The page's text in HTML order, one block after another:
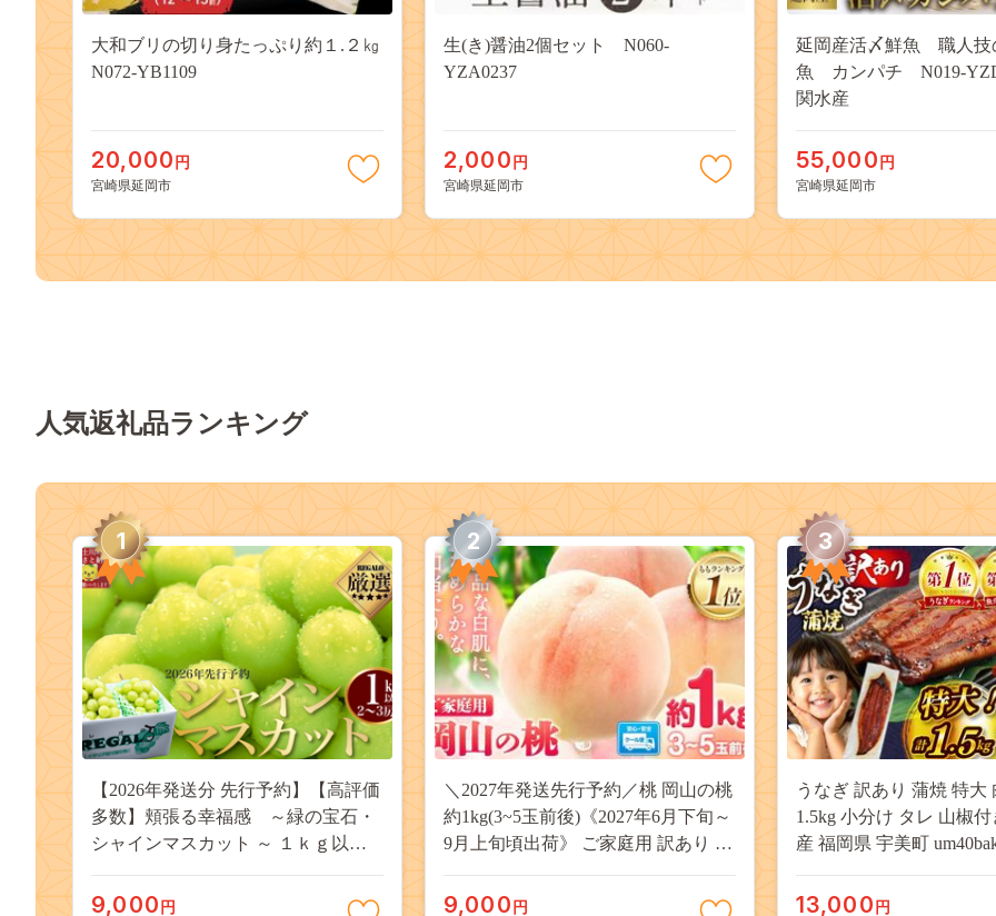
大和ブリの切り身たっぷり約１.２㎏
N072-YB1109
20,000 円
宮崎県延岡市
生(き)醤油2個セット N060-
YZA0237
2,000 円
宮崎県延岡市
延岡産活〆鮮魚 職人技
魚 カンパチ N019-
関水産
55,000 円
宮崎県延岡市
人気返礼品ランキング
1
【2026年発送分 先行予約】【高評価
多数】頬張る幸福感 ～緑の宝石・
シャインマスカット ～ １ｋｇ以上
物 くだもの シャイン マスカット ぶ
9,000 円
2
＼2027年発送先行予約／桃 岡山の桃
約1kg(3~5玉前後)《2027年6月下旬～
9月上旬頃出荷》 ご家庭用 訳あり 白
果物 デザート 旬 モモ もも 先行予約
9,000 円
3
うなぎ 訳あり 蒲焼 特大
1.5kg 小分け タレ 山椒
産 福岡県 宇美町
うなぎ蒲焼 鰻蒲焼き 蒲
13,000 円